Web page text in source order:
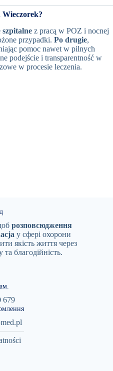
szpitalne z pracą w POZ i nocnej
przypadki. Po drugie,
pomoc nawet w pilnych
podejście i transparentność w
w procesie leczenia.
розповсюдження
у сфері охорони
якість життя через
та благодійність.
679